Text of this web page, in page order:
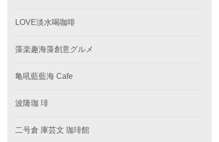
LOVE淡水喝咖啡
藻楽趣海藻創意グルメ
亀吼藍藍海 Cafe
波隆珈 琲
二号倉 庫芸文 珈琲館